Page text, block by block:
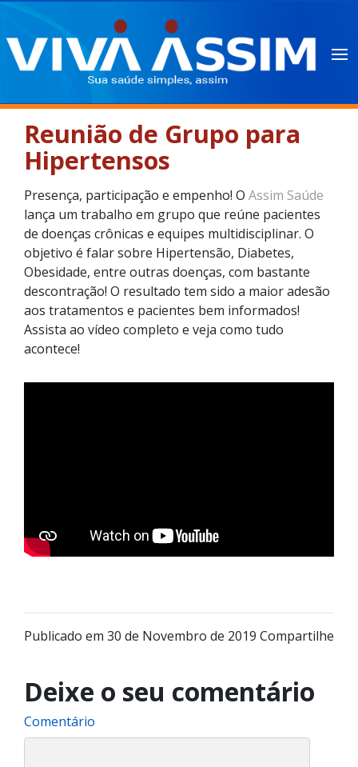
Reunião de Grupo para
Hipertensos
Presença, participação e empenho! O Assim Saúde
lança um trabalho em grupo que reúne pacientes
de doenças crônicas e equipes multidisciplinar. O
objetivo é falar sobre Hipertensão, Diabetes,
Obesidade, entre outras doenças, com bastante
descontração! O resultado tem sido a maior adesão
aos tratamentos e pacientes bem informados!
Assista ao vídeo completo e veja como tudo
acontece!
Publicado em 30 de Novembro de 2019 Compartilhe
Deixe o seu comentário
Comentário